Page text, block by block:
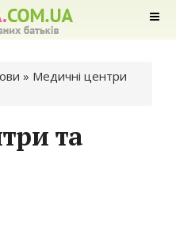
» Медичні центри
та